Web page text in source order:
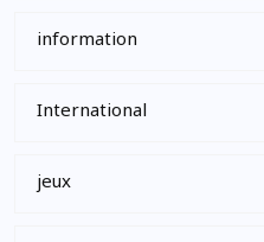
information
International
jeux